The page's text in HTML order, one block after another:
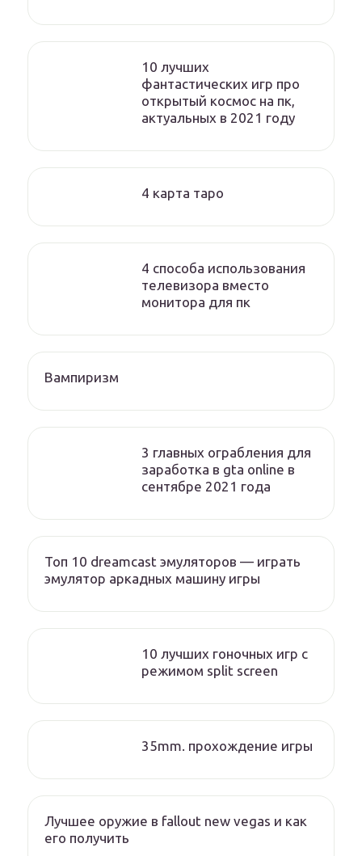
10 лучших
фантастических игр про
открытый космос на пк,
актуальных в 2021 году
4 карта таро
4 способа использования
телевизора вместо
монитора для пк
Вампиризм
3 главных ограбления для
заработка в gta online в
сентябре 2021 года
Топ 10 dreamcast эмуляторов — играть
эмулятор аркадных машину игры
10 лучших гоночных игр c
режимом split screen
35mm. прохождение игры
Лучшее оружие в fallout new vegas и как
его получить